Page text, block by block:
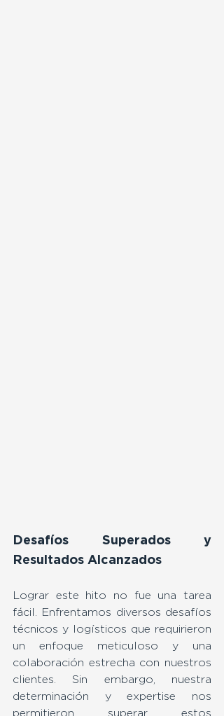
Desafíos Superados y
Resultados Alcanzados
Lograr este hito no fue una tarea
fácil. Enfrentamos diversos desafíos
técnicos y logísticos que requirieron
un enfoque meticuloso y una
colaboración estrecha con nuestros
clientes. Sin embargo, nuestra
determinación y expertise nos
permitieron superar estos